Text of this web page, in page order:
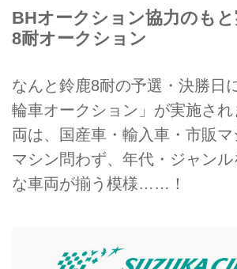
BHオークション協力のも
8耐オークション
なんと鈴鹿8耐の予選・決勝日
輪車オークション」が実施さ
両は、国産車・輸入車・市販マ
マシン問わず、年代・ジャンル
な車両が揃う模様……！